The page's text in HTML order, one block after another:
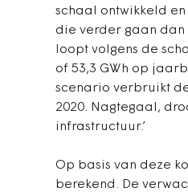
schaal ontwikkeld
die verder gaan dan
loopt volgens de
of 53,3 GWh op
scenario verbruikt
2020. Nagtegaal,
infrastructuur.’
Op basis van deze
berekend. De